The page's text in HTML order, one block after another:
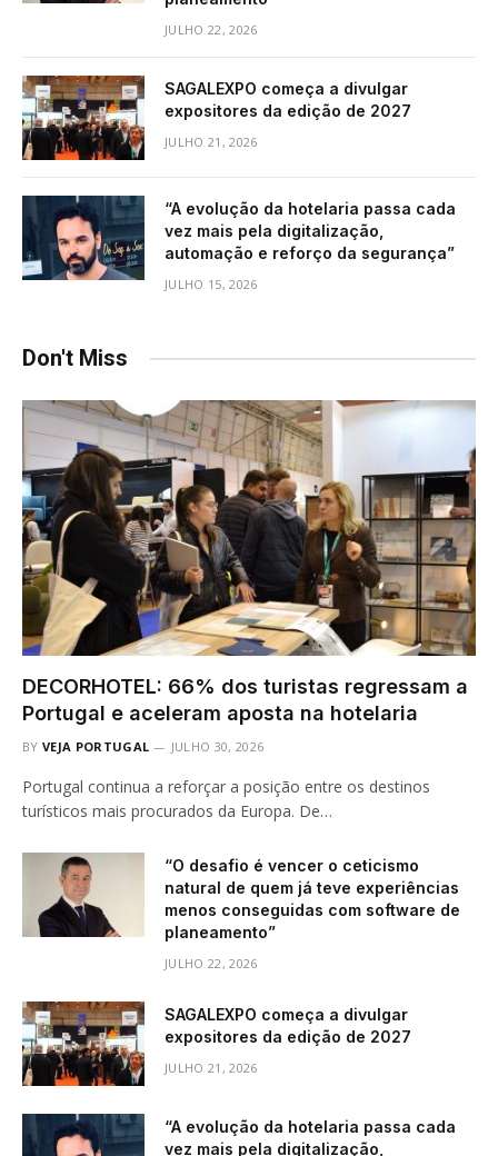
JULHO 22, 2026
SAGALEXPO começa a divulgar
expositores da edição de 2027
JULHO 21, 2026
“A evolução da hotelaria passa cada
vez mais pela digitalização,
automação e reforço da segurança”
JULHO 15, 2026
Don't Miss
DECORHOTEL: 66% dos turistas regressam a
Portugal e aceleram aposta na hotelaria
BY VEJA PORTUGAL JULHO 30, 2026
Portugal continua a reforçar a posição entre os destinos
turísticos mais procurados da Europa. De…
“O desafio é vencer o ceticismo
natural de quem já teve experiências
menos conseguidas com software de
planeamento”
JULHO 22, 2026
SAGALEXPO começa a divulgar
expositores da edição de 2027
JULHO 21, 2026
“A evolução da hotelaria passa cada
vez mais pela digitalização,